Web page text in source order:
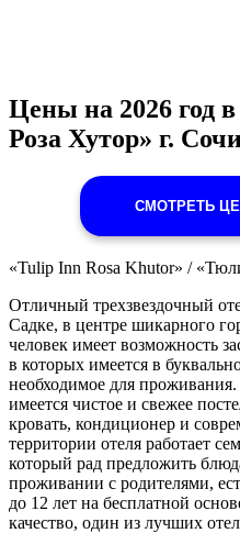
Цены на 2026 год
Роза Хутор» г.
СМОТРЕТЬ
«Tulip Inn Rosa Khutor» /
Отличный трехзвездочный
Садке, в центре шикарного
человек имеет возможность
в которых имеется в
необходимое для
имеется чистое и свежее
кровать, кондиционер и
территории отеля работает
который рад предложить
проживании с родителями,
до 12 лет на бесплатной
качество, один из лучших